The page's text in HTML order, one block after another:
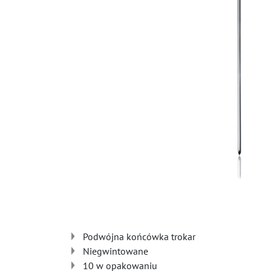
Podwójna końcówka trokar
Niegwintowane
10 w opakowaniu